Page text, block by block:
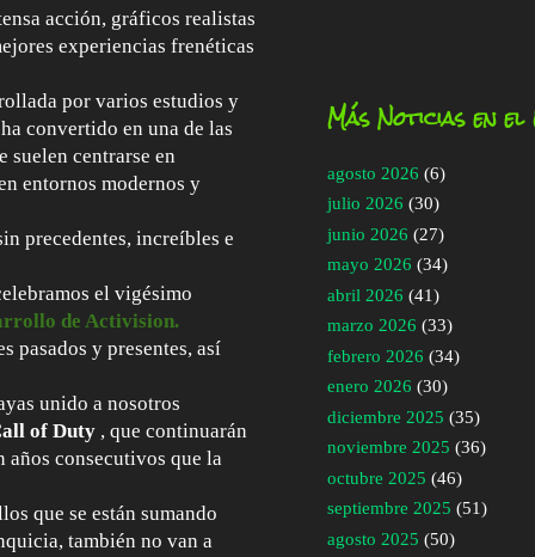
acción, gráficos realistas
experiencias frenéticas
por varios estudios y
convertido en una de las
suelen centrarse en
entornos modernos y
precedentes, increíbles e
el vigésimo
de Activision.
pasados ​​y presentes, así
unido a nosotros
of Duty , que continuarán
años consecutivos que la
que se están sumando
también no van a
Más Noticias en
agosto 2026 (6)
julio 2026 (30)
junio 2026 (27)
mayo 2026 (34)
abril 2026 (41)
marzo 2026 (33)
febrero 2026 (34)
enero 2026 (30)
diciembre 2025 (35)
noviembre 2025 (36)
octubre 2025 (46)
septiembre 2025 (51)
agosto 2025 (50)